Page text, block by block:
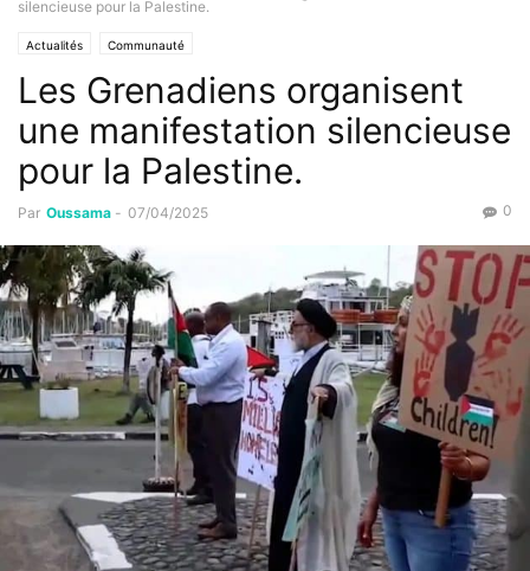
silencieuse pour la Palestine.
Actualités Communauté
Les Grenadiens organisent
une manifestation silencieuse
pour la Palestine.
Par Oussama - 07/04/2025 0